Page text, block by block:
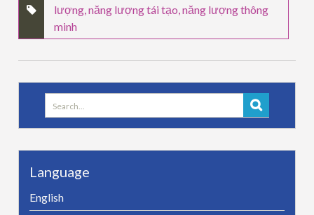
lượng ,năng lượng tái tạo ,năng lượng thông
minh
Search
for:
Language
English